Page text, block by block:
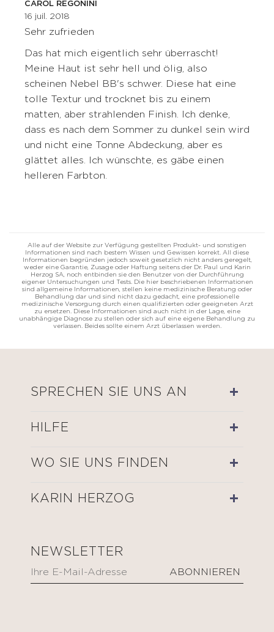
CAROL REGONINI
16 juil. 2018
Sehr zufrieden
Das hat mich eigentlich sehr überrascht!
Meine Haut ist sehr hell und ölig, also
scheinen Nebel BB's schwer. Diese hat eine
tolle Textur und trocknet bis zu einem
matten, aber strahlenden Finish. Ich denke,
dass es nach dem Sommer zu dunkel sein wird
und nicht eine Tonne Abdeckung, aber es
glättet alles. Ich wünschte, es gäbe einen
helleren Farbton.
Alle auf der Website zur Verfügung gestellten Produkt- und sonstigen
Informationen sind nach bestem Wissen und Gewissen korrekt. All diese
Informationen begründen jedoch soweit gesetzlich nicht anders geregelt,
weder eine Garantie, Zusage oder Haftung seitens der Dr. Paul und Karin
Herzog SA, noch entbinden sie den Benutzer von der Durchführung
eigener Untersuchungen und Tests. Die hier beschriebenen Informationen
sind allgemeine Informationen, stellen keine medizinische Beratung oder
Behandlung dar und sind nicht dazu gedacht, eine professionelle
medizinische Versorgung durch einen qualifizierten oder geeigneten Arzt
zu ersetzen. Diese Informationen sind auch nicht in der Lage, eine
unabhängige Diagnose zu stellen oder sich auf eine eigene Behandlung zu
verlassen. Beides sollte einem Arzt überlassen werden.
SPRECHEN SIE UNS AN
HILFE
WO SIE UNS FINDEN
KARIN HERZOG
NEWSLETTER